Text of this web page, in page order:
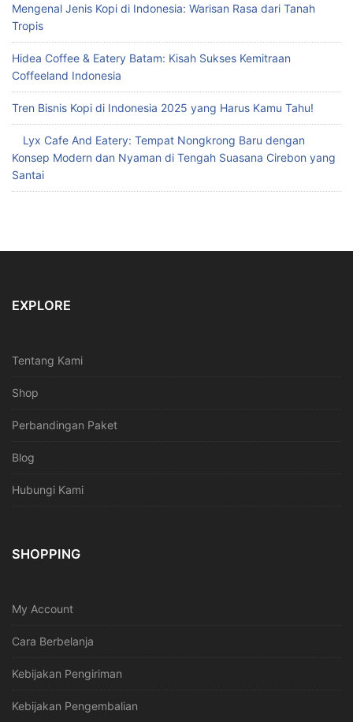
Mengenal Jenis Kopi di Indonesia: Warisan Rasa dari Tanah
Tropis
Hidea Coffee & Eatery Batam: Kisah Sukses Kemitraan
Coffeeland Indonesia
Tren Bisnis Kopi di Indonesia 2025 yang Harus Kamu Tahu!
Lyx Cafe And Eatery: Tempat Nongkrong Baru dengan
Konsep Modern dan Nyaman di Tengah Suasana Cirebon yang
Santai
EXPLORE
Tentang Kami
Shop
Perbandingan Paket
Blog
Hubungi Kami
SHOPPING
My Account
Cara Berbelanja
Kebijakan Pengiriman
Kebijakan Pengembalian